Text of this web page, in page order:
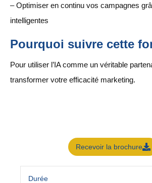
– Optimiser en continu vos campagnes
intelligentes
Pourquoi suivre cette
Pour utiliser l’IA comme un véritable
transformer votre efficacité marketing.
Recevoir la brochure
Durée